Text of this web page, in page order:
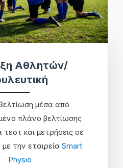
Αθλητών/
μέσα από
πλάνο βελτίωσης
τεστ και μετρήσεις σε
την εταιρείαSmart
Physio